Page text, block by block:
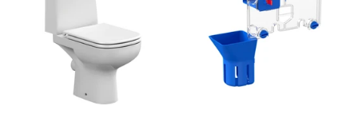
комплекты (готовые решения)
прямоугольные ванны
раковины мебельные
раковины подвесные
ГАБАРИТЫ
Ширина, см